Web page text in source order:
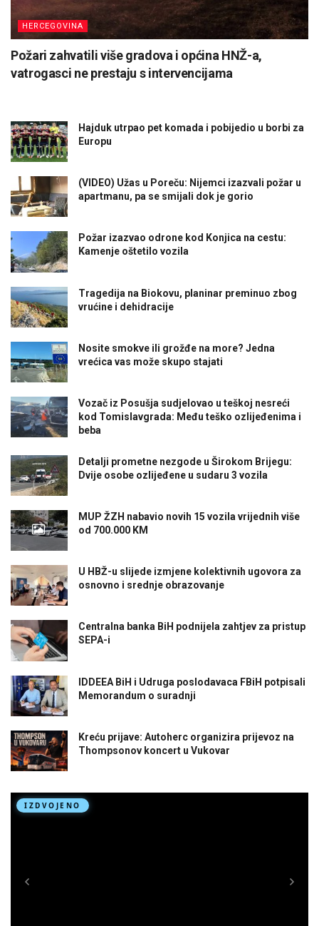
HERCEGOVINA
Požari zahvatili više gradova i općina HNŽ-a,
vatrogasci ne prestaju s intervencijama
Hajduk utrpao pet komada i pobijedio u borbi za
Europu
(VIDEO) Užas u Poreču: Nijemci izazvali požar u
apartmanu, pa se smijali dok je gorio
Požar izazvao odrone kod Konjica na cestu:
Kamenje oštetilo vozila
Tragedija na Biokovu, planinar preminuo zbog
vrućine i dehidracije
Nosite smokve ili grožđe na more? Jedna
vrećica vas može skupo stajati
Vozač iz Posušja sudjelovao u teškoj nesreći
kod Tomislavgrada: Među teško ozlijeđenima i
beba
Detalji prometne nezgode u Širokom Brijegu:
Dvije osobe ozlijeđene u sudaru 3 vozila
MUP ŽZH nabavio novih 15 vozila vrijednih više
od 700.000 KM
U HBŽ-u slijede izmjene kolektivnih ugovora za
osnovno i srednje obrazovanje
Centralna banka BiH podnijela zahtjev za pristup
SEPA-i
IDDEEA BiH i Udruga poslodavaca FBiH potpisali
Memorandum o suradnji
Kreću prijave: Autoherc organizira prijevoz na
Thompsonov koncert u Vukovar